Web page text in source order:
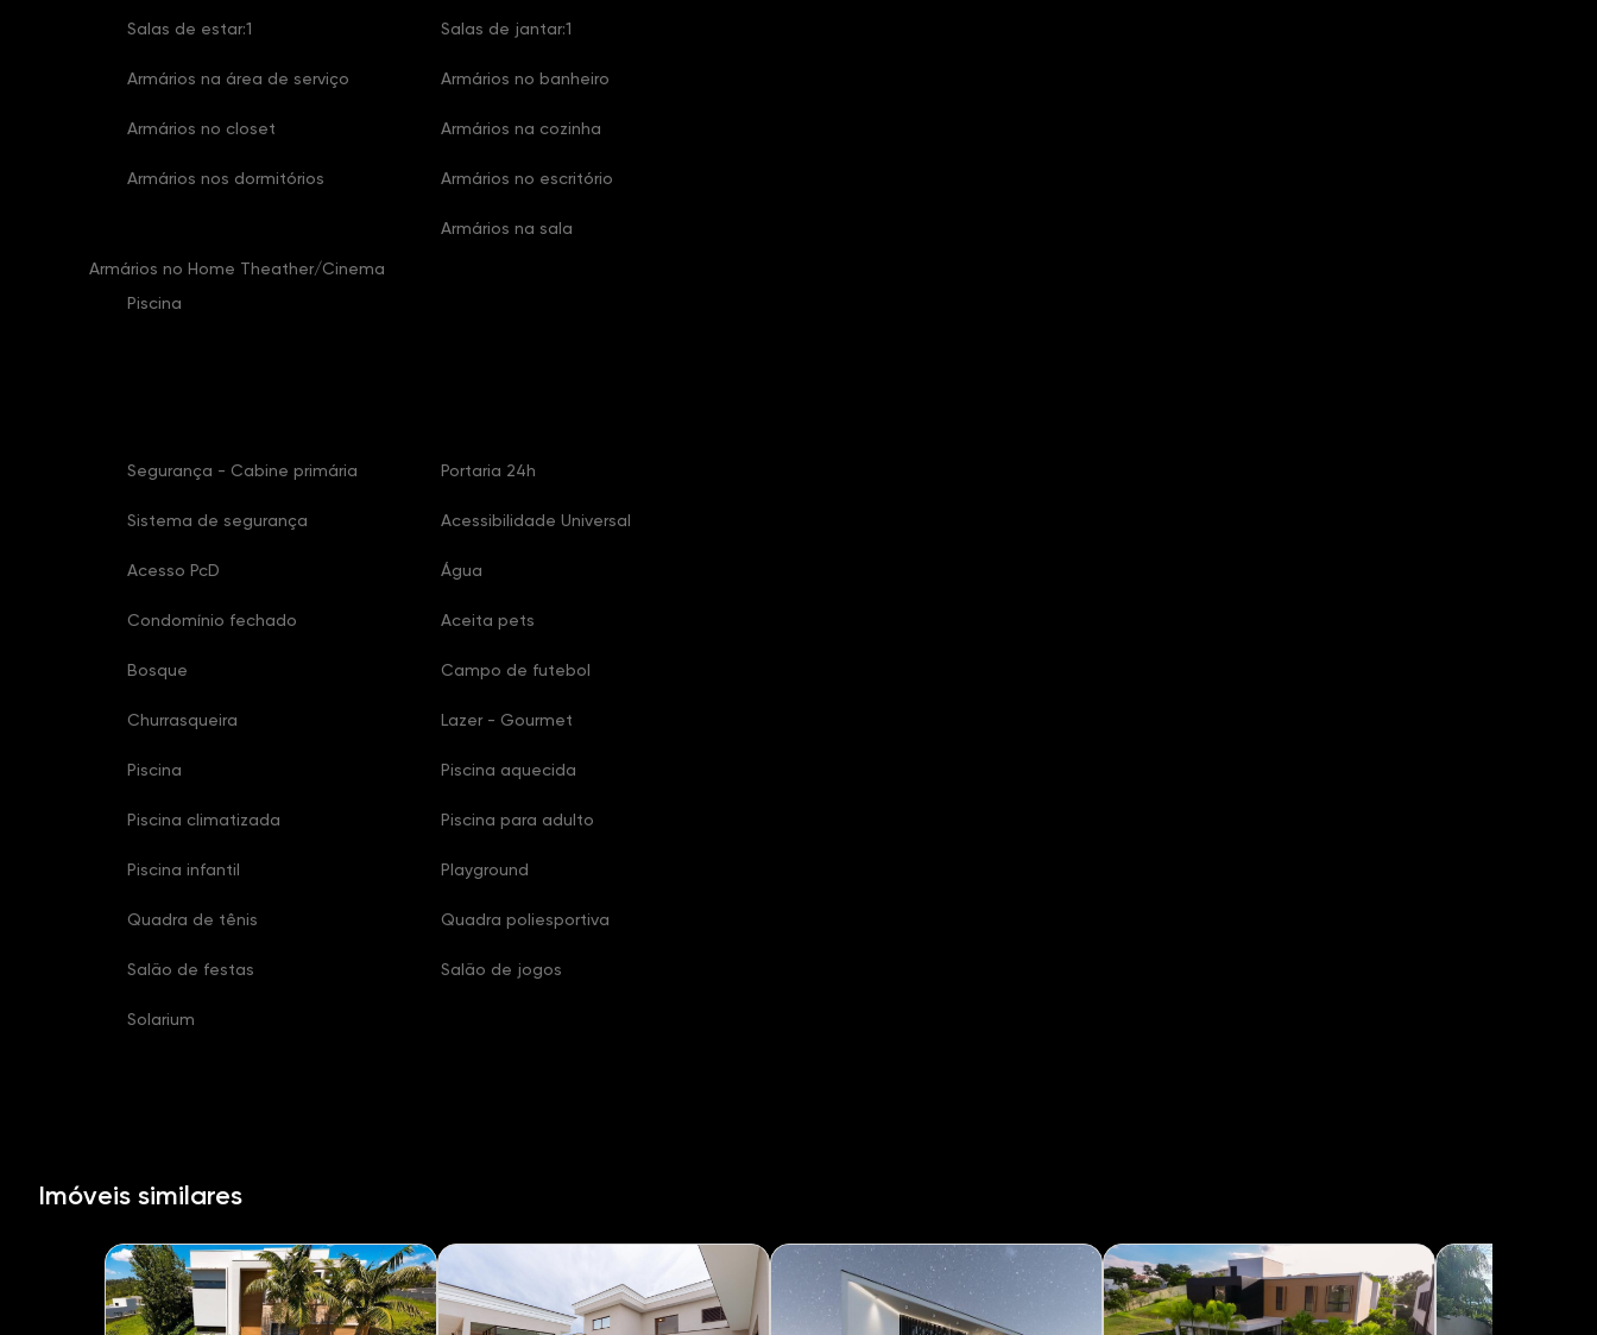
Salas de estar:1 Salas de jantar:1
Armários na área de serviço Armários no banheiro
Armários no closet Armários na cozinha
Armários nos dormitórios Armários no escritório
Armários no Home Theather/Cinema
Armários na sala
Piscina
Segurança - Cabine primária Portaria 24h
Sistema de segurança Acessibilidade Universal
Acesso PcD Água
Condomínio fechado Aceita pets
Bosque Campo de futebol
Churrasqueira Lazer - Gourmet
Piscina Piscina aquecida
Piscina climatizada Piscina para adulto
Piscina infantil Playground
Quadra de tênis Quadra poliesportiva
Salão de festas Salão de jogos
Solarium
Imóveis similares